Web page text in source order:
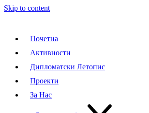
Skip to content
Почетна
Активности
Дипломатски Летопис
Проекти
За Нас